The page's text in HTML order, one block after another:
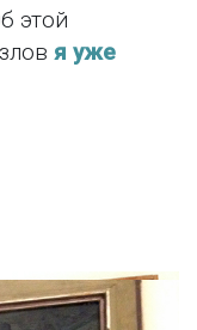
этой
я уже